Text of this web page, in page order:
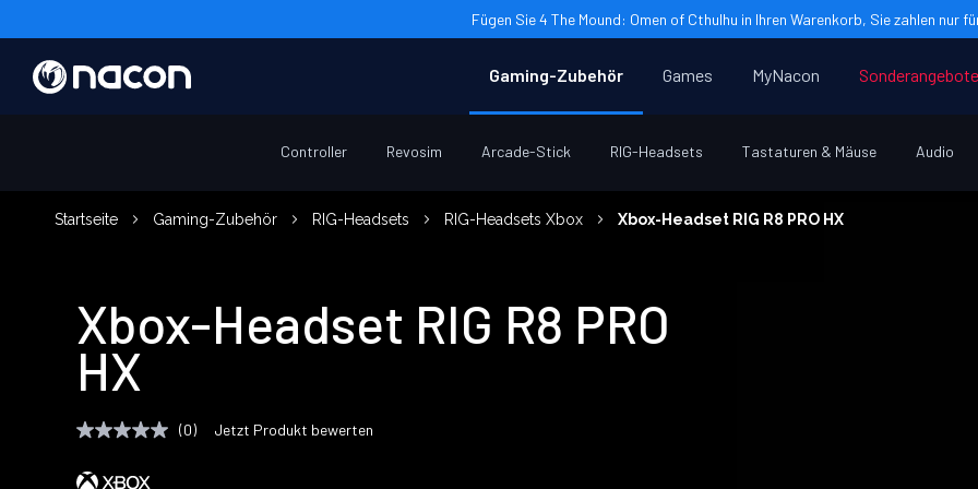
Fügen Sie 4 The Mound: Omen of Cthulhu in Ihren Warenkorb, Sie zahlen nur
Gaming-Zubehör
Controller Revosim Arcade-Stick RIG-Headsets Tastaturen & Mäuse Audio
Games MyNacon Sonderangebote
Startseite Gaming-Zubehör RIG-Headsets RIG-Headsets Xbox Xbox-Headset RIG R8 PRO HX
Xbox-Headset RIG R8 PRO
HX
Kein
Link
(0) Jetzt Produkt bewerten